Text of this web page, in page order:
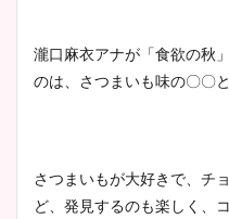
瀧口麻衣アナが「食欲の秋
のは、さつまいも味の〇〇と
さつまいもが大好きで、チ
ど、発見するのも楽しく、